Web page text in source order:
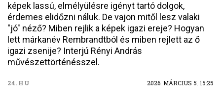
képek lassú, elmélyülésre igényt tartó dolgok,
érdemes elidőzni náluk. De vajon mitől lesz valaki
"jó" néző? Miben rejlik a képek igazi ereje? Hogyan
lett márkanév Rembrandtból és miben rejlett az ő
igazi zsenije? Interjú Rényi András
művészettörténésszel.
24.HU 2026. MÁRCIUS 5. 15:25